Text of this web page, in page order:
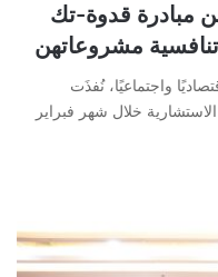
قدوة-تك
مشروعاتهن
واجتماعيًا، نُفذَت
خلال شهر فبراير